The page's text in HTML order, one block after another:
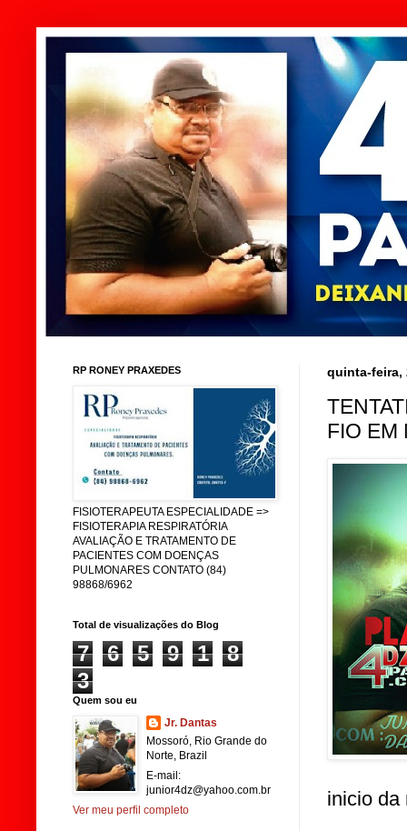
quinta-feira,
FIO EM
inicio da
RP RONEY PRAXEDES
FISIOTERAPEUTA ESPECIALIDADE =>
FISIOTERAPIA RESPIRATÓRIA
AVALIAÇÃO E TRATAMENTO DE
PACIENTES COM DOENÇAS
PULMONARES CONTATO (84)
98868/6962
Total de visualizações do Blog
7 6 5 9 1
8
3
Quem sou eu
Jr. Dantas
Mossoró, Rio Grande do
Norte, Brazil
E-mail:
junior4dz@yahoo.com.br
Ver meu perfil completo